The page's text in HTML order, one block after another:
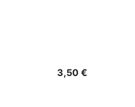
3,50 €